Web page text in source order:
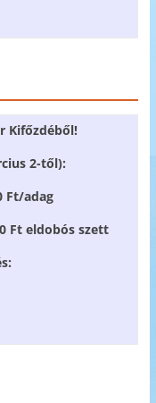
Kifőzdéből!
2-től):
Ft/adag
Ft eldobós szett